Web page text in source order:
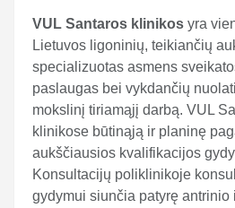
VUL Santaros klinikos yra
Lietuvos ligoninių, teikiančių
specializuotas asmens
paslaugas bei vykdančių
mokslinį tiriamąjį darbą. VUL
klinikose būtinąją ir planinę
aukščiausios kvalifikacijos
Konsultacijų poliklinikoje
gydymui siunčia patyrę antrinio